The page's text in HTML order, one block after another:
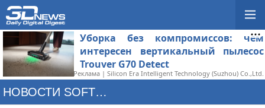
Уборка без компромиссов: чем
интересен вертикальный пылесос
Trouver G70 Detect
Реклама | Silicon Era Intelligent Technology (Suzhou) Co.,Ltd.
НОВОСТИ SOFTWARE